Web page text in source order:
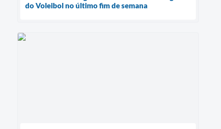
do Voleibol no último fim de semana